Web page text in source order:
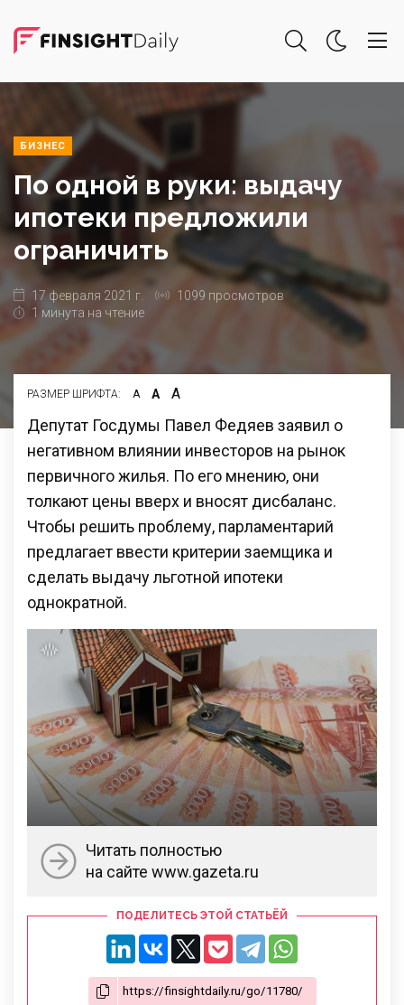
БИЗНЕС
По одной в руки: выдачу
ипотеки предложили
ограничить
17 февраля 2021 г.
1099 просмотров
1 минута на чтение
РАЗМЕР ШРИФТА: А А А
Депутат Госдумы Павел Федяев заявил о
негативном влиянии инвесторов на рынок
первичного жилья. По его мнению, они
толкают цены вверх и вносят дисбаланс.
Чтобы решить проблему, парламентарий
предлагает ввести критерии заемщика и
сделать выдачу льготной ипотеки
однократной.
Читать полностью
на сайте www.gazeta.ru
ПОДЕЛИТЕСЬ ЭТОЙ СТАТЬЁЙ